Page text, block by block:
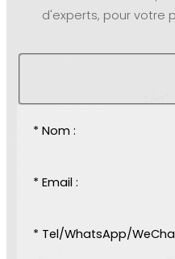
d'experts, pour votre
* Nom :
* Email :
* Tel/WhatsApp/